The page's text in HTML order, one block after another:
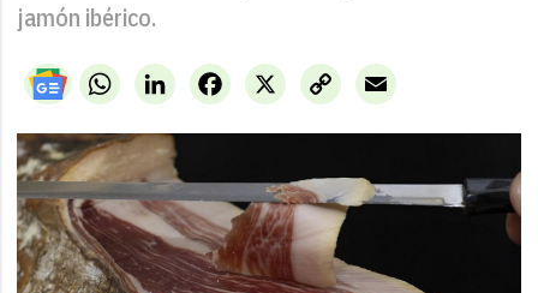
jamón ibérico.
WhatsAppLinkedIn X
Facebook
Copy
Link
Email